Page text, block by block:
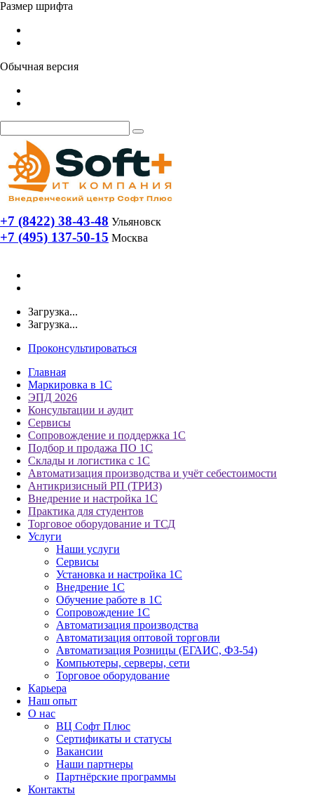
Размер шрифта
Обычная версия
+7 (8422) 38-43-48 Ульяновск
+7 (495) 137-50-15 Москва
Загрузка...
Загрузка...
Проконсультироваться
Главная
Маркировка в 1С
ЭПД 2026
Консультации и аудит
Сервисы
Сопровождение и поддержка 1С
Подбор и продажа ПО 1С
Склады и логистика с 1С
Автоматизация производства и учёт себестоимости
Антикризисный РП (ТРИЗ)
Внедрение и настройка 1С
Практика для студентов
Торговое оборудование и ТСД
Услуги
Наши услуги
Сервисы
Установка и настройка 1С
Внедрение 1С
Обучение работе в 1С
Сопровождение 1С
Автоматизация производства
Автоматизация оптовой торговли
Автоматизация Розницы (ЕГАИС, ФЗ-54)
Компьютеры, серверы, сети
Торговое оборудование
Карьера
Наш опыт
О нас
ВЦ Софт Плюс
Сертификаты и статусы
Вакансии
Наши партнеры
Партнёрские программы
Контакты